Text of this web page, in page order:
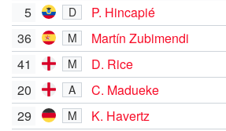
5
D P. Hincapié
36 M Martín Zubimendi
41 M
D. Rice
20
A C. Madueke
29 M K. Havertz